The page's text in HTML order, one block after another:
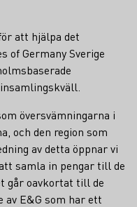
att hjälpa det
of Germany Sverige
översvämningarna i
och den region som
av detta öppnar vi
samla in pengar till de
går oavkortat till de
av E&G som har ett